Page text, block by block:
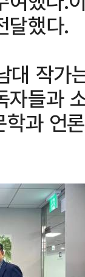
달했다.
대 작가
자들과
과 언